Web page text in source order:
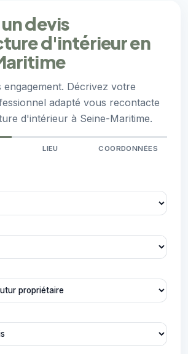
devis
d'intérieur en
engagement. Décrivez votre
adapté vous recontacte
d'intérieur à Seine-Maritime.
LIEU COORDONNÉES